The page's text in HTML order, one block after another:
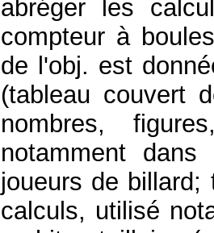
abréger les
compteur à
de l'obj. est
(tableau couvert
nombres,
notamment
joueurs de billard;
calculs, utilisé